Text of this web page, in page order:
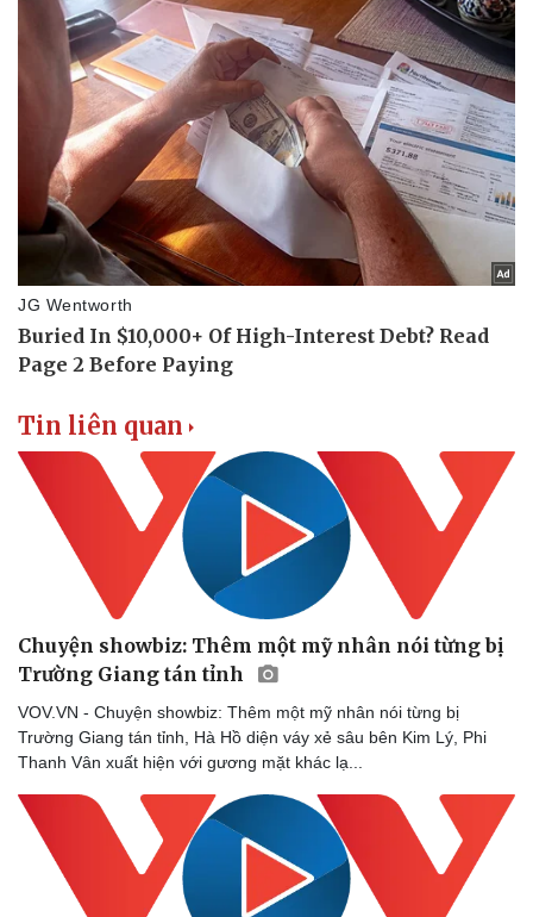
Văn hóa
Sân khấu - Điện ảnh
Âm nhạc
Di sản
Giải trí
Thời trang
Sao Việt
Tin liên quan
Chuyện showbiz: Thêm một mỹ nhân nói từng bị
Trường Giang tán tỉnh
VOV.VN - Chuyện showbiz: Thêm một mỹ nhân nói từng bị
Trường Giang tán tỉnh, Hà Hồ diện váy xẻ sâu bên Kim Lý, Phi
Thanh Vân xuất hiện với gương mặt khác lạ...